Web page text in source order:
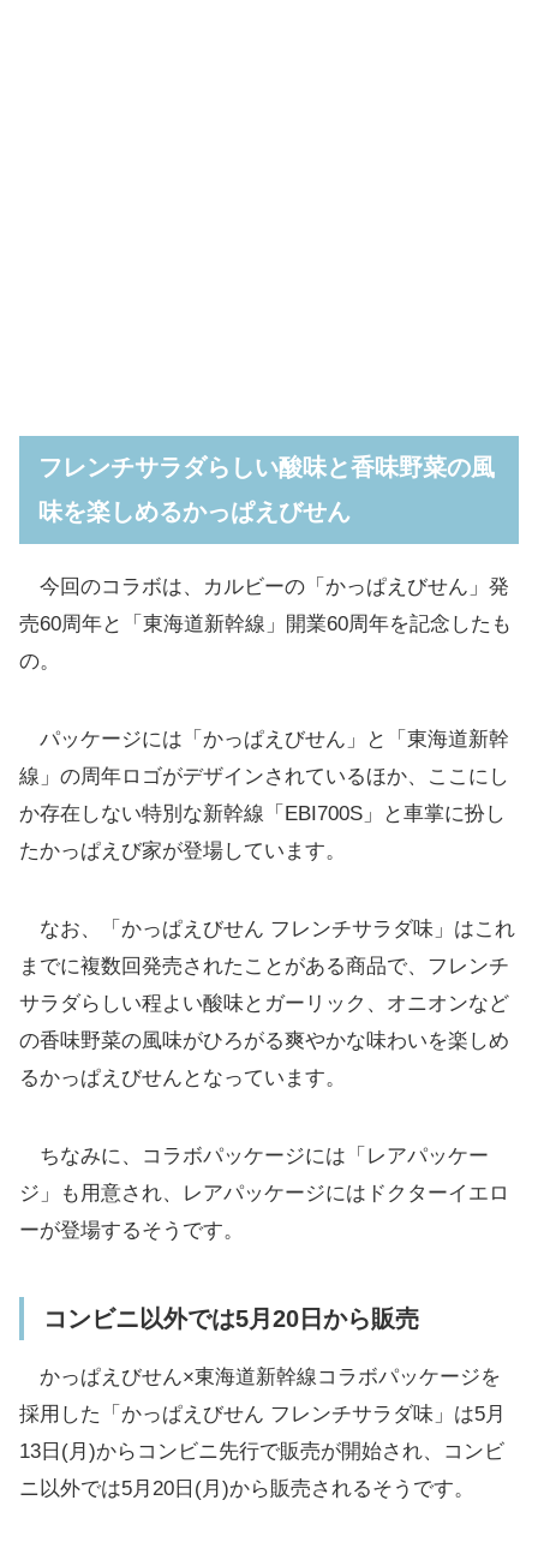
フレンチサラダらしい酸味と香味野菜の風
味を楽しめるかっぱえびせん
今回のコラボは、カルビーの「かっぱえびせん」発
売60周年と「東海道新幹線」開業60周年を記念したも
の。
パッケージには「かっぱえびせん」と「東海道新幹
線」の周年ロゴがデザインされているほか、ここにし
か存在しない特別な新幹線「EBI700S」と車掌に扮し
たかっぱえび家が登場しています。
なお、「かっぱえびせん フレンチサラダ味」はこれ
までに複数回発売されたことがある商品で、フレンチ
サラダらしい程よい酸味とガーリック、オニオンなど
の香味野菜の風味がひろがる爽やかな味わいを楽しめ
るかっぱえびせんとなっています。
ちなみに、コラボパッケージには「レアパッケー
ジ」も用意され、レアパッケージにはドクターイエロ
ーが登場するそうです。
コンビニ以外では5月20日から販売
かっぱえびせん×東海道新幹線コラボパッケージを
採用した「かっぱえびせん フレンチサラダ味」は5月
13日(月)からコンビニ先行で販売が開始され、コンビ
ニ以外では5月20日(月)から販売されるそうです。